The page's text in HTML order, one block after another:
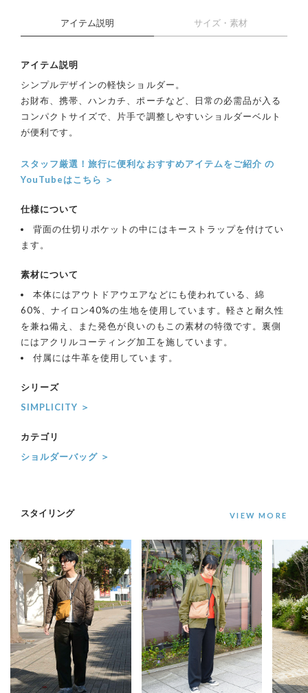
アイテム説明 サイズ・素材
アイテム説明
シンプルデザインの軽快ショルダー。
お財布、携帯、ハンカチ、ポーチなど、日常の必需品が入る
コンパクトサイズで、片手で調整しやすいショルダーベルト
が便利です。
スタッフ厳選！旅行に便利なおすすめアイテムをご紹介 の
YouTubeはこちら ＞
仕様について
背面の仕切りポケットの中にはキーストラップを付けてい
ます。
素材について
本体にはアウトドアウエアなどにも使われている、綿
60%、ナイロン40%の生地を使用しています。軽さと耐久性
を兼ね備え、また発色が良いのもこの素材の特徴です。裏側
にはアクリルコーティング加工を施しています。
付属には牛革を使用しています。
シリーズ
SIMPLICITY ＞
カテゴリ
ショルダーバッグ ＞
スタイリング